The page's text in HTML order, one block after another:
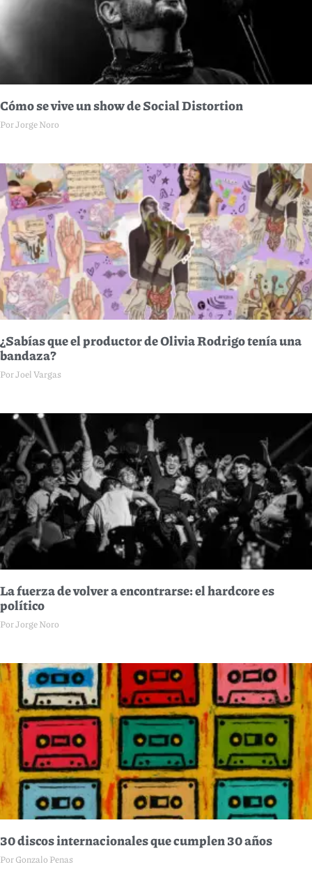
Cómo se vive un show de Social Distortion
Por Jorge Noro
¿Sabías que el productor de Olivia Rodrigo tenía una
bandaza?
Por Joel Vargas
La fuerza de volver a encontrarse: el hardcore es
político
Por Jorge Noro
30 discos internacionales que cumplen 30 años
Por Gonzalo Penas